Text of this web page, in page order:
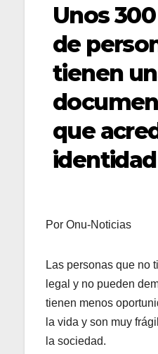
Unos
de
tienen
que
Por Onu-Noticias
Las personas que no
legal y no pueden
tienen menos
la vida y son muy
la sociedad.